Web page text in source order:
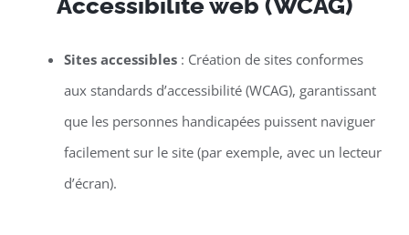
Accessibilité web (WCAG)
Sites accessibles: Création de sites conformes
aux standards d’accessibilité (WCAG), garantissant
que les personnes handicapées puissent naviguer
facilement sur le site (par exemple, avec un lecteur
d’écran).